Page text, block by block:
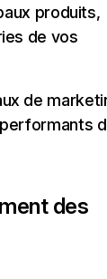
produits,
de vos
de
des